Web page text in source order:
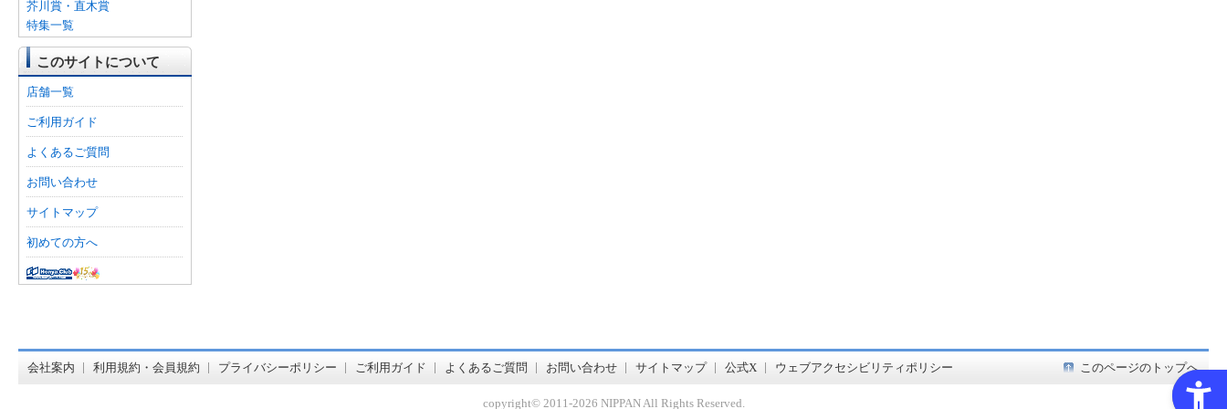
芥川賞・直木賞
特集一覧
このサイトについて
店舗一覧
ご利用ガイド
よくあるご質問
お問い合わせ
サイトマップ
初めての方へ
会社案内 利用規約・会員規約 プライバシーポリシー ご利用ガイド よくあるご質問 お問い合わせ サイトマップ 公式X ウェブアクセシビリティポリシー このページのトップへ
copyright© 2011-2026 NIPPAN All Rights Reserved.